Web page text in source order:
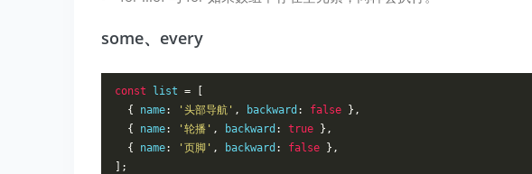
some、every
const list =
[
{ name: '头部导航' , backward : false },
{ name: '轮播' , backward : true },
{ name: '页脚' , backward : false },
];